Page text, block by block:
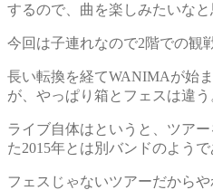
するので、曲を楽しみたいな
今回は子連れなので2階での観
長い転換を経てWANIMAが始
が、やっぱり箱とフェスは違
ライブ自体はというと、ツア
た2015年とは別バンドのよう
フェスじゃないツアーだから